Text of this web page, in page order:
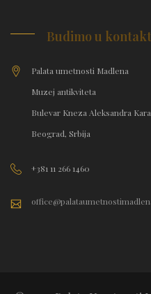
Budimo u
Palata umetnosti Madlena
Muzej antikviteta
Bulevar Kneza Aleksandra
Beograd, Srbija
+381 11 266 1460